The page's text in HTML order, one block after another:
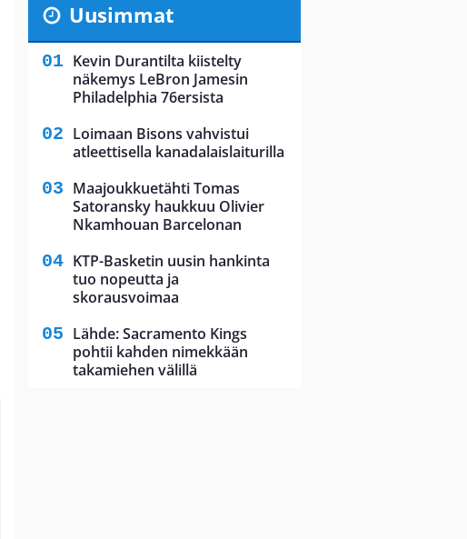
Uusimmat
Kevin Durantilta kiistelty
näkemys LeBron Jamesin
Philadelphia 76ersista
Loimaan Bisons vahvistui
atleettisella kanadalaislaiturilla
Maajoukkuetähti Tomas
Satoransky haukkuu Olivier
Nkamhouan Barcelonan
KTP-Basketin uusin hankinta
tuo nopeutta ja
skorausvoimaa
Lähde: Sacramento Kings
pohtii kahden nimekkään
takamiehen välillä